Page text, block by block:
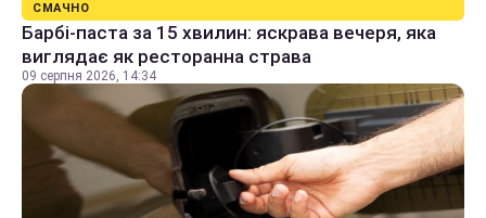
СМАЧНО
Барбі-паста за 15 хвилин: яскрава вечеря, яка
виглядає як ресторанна страва
09 серпня 2026, 14:34